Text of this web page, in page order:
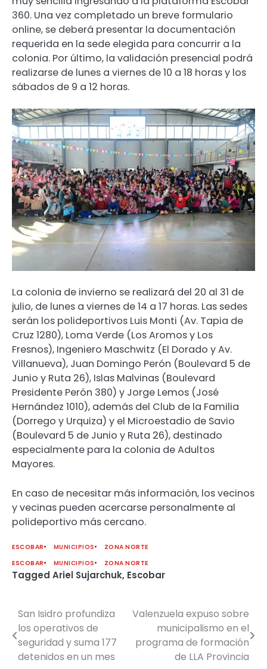
360. Una vez completado un breve formulario
online, se deberá presentar la documentación
requerida en la sede elegida para concurrir a la
colonia. Por último, la validación presencial podrá
realizarse de lunes a viernes de 10 a 18 horas y los
sábados de 9 a 12 horas.
La colonia de invierno se realizará del 20 al 31 de
julio, de lunes a viernes de 14 a 17 horas. Las sedes
serán los polideportivos Luis Monti (Av. Tapia de
Cruz 1280), Loma Verde (Los Aromos y Los
Fresnos), Ingeniero Maschwitz (El Dorado y Av.
Villanueva), Juan Domingo Perón (Boulevard 5 de
Junio y Ruta 26), Islas Malvinas (Boulevard
Presidente Perón 380) y Jorge Lemos (José
Hernández 1010), además del Club de la Familia
(Dorrego y Urquiza) y el Microestadio de Savio
(Boulevard 5 de Junio y Ruta 26), destinado
especialmente para la colonia de Adultos
Mayores.
En caso de necesitar más información, los vecinos
y vecinas pueden acercarse personalmente al
polideportivo más cercano.
ESCOBAR MUNICIPIOS
ZONA NORTE
ESCOBAR
MUNICIPIOS ZONA NORTE
Tagged Ariel Sujarchuk, Escobar
Navegación
de
entradas
San Isidro profundiza
los operativos de
seguridad y suma 177
detenidos en un mes
Valenzuela expuso sobre
municipalismo en el
programa de formación
de LLA Provincia